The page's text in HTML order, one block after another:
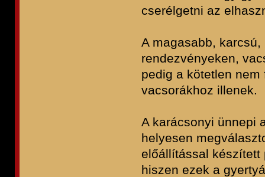
cserélgetni az
A magasabb,
rendezvényeken,
pedig a kötetlen
vacsorákhoz illenek.
A karácsonyi ünnepi
helyesen
előállítással készített
hiszen ezek a